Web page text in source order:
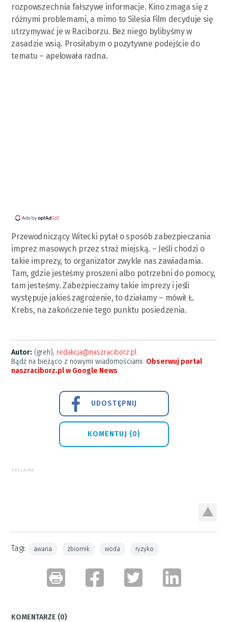
rozpowszechnia fałszywe informacje. Kino zmaga się z
różnymi problemami, a mimo to Silesia Film decyduje się
utrzymywać je w Raciborzu. Bez niego bylibyśmy w
zasadzie wsią. Prosiłabym o pozytywne podejście do
tematu – apelowała radna.
Przewodniczący Witecki pytał o sposób zabezpieczania
imprez masowych przez straż miejską. – Jeśli chodzi o
takie imprezy, to organizator zwykle nas zawiadamia.
Tam, gdzie jesteśmy proszeni albo potrzebni do pomocy,
tam jesteśmy. Zabezpieczamy takie imprezy i jeśli
występuje jakieś zagrożenie, to działamy – mówił Ł.
Krebs, na zakończenie tego punktu posiedzenia.
Autor: (greh), redakcja@naszraciborz.pl
Bądź na bieżąco z nowymi wiadomościami. Obserwuj portal
naszraciborz.pl w Google News.
UDOSTĘPNIJ
KOMENTUJ (0)
REKLAMA
Tagi: awaria zbiornik woda ryzyko
KOMENTARZE (0)